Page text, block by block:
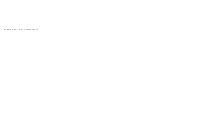
test( ip_server: 10.28.12.31 , ip_local: 216.73.216.123, cluster: cls)